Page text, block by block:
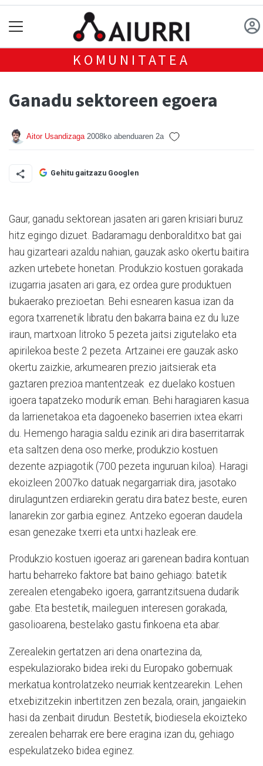
KOMUNITATEA
Ganadu sektoreen egoera
Aitor Usandizaga 2008ko abenduaren 2a
Gehitu gaitzazu Googlen
Gaur, ganadu sektorean jasaten ari garen krisiari buruz
hitz egingo dizuet. Badaramagu denboralditxo bat gai
hau gizarteari azaldu nahian, gauzak asko okertu baitira
azken urtebete honetan. Produkzio kostuen gorakada
izugarria jasaten ari gara, ez ordea gure produktuen
bukaerako prezioetan. Behi esnearen kasua izan da
egora txarrenetik libratu den bakarra baina ez du luze
iraun, martxoan litroko 5 pezeta jaitsi zigutelako eta
apirilekoa beste 2 pezeta. Artzainei ere gauzak asko
okertu zaizkie, arkumearen prezio jaitsierak eta
gaztaren prezioa mantentzeak ez duelako kostuen
igoera tapatzeko modurik eman. Behi haragiaren kasua
da larrienetakoa eta dagoeneko baserrien ixtea ekarri
du. Hemengo haragia saldu ezinik ari dira baserritarrak
eta saltzen dena oso merke, produkzio kostuen
dezente azpiagotik (700 pezeta inguruan kiloa). Haragi
ekoizleen 2007ko datuak negargarriak dira, jasotako
dirulaguntzen erdiarekin geratu dira batez beste, euren
lanarekin zor garbia eginez. Antzeko egoeran daudela
esan genezake txerri eta untxi hazleak ere.
Produkzio kostuen igoeraz ari garenean badira kontuan
hartu beharreko faktore bat baino gehiago: batetik
zerealen etengabeko igoera, garrantzitsuena dudarik
gabe. Eta bestetik, maileguen interesen gorakada,
gasolioarena, bestelako gastu finkoena eta abar.
Zerealekin gertatzen ari dena onartezina da,
espekulaziorako bidea ireki du Europako gobernuak
merkatua kontrolatzeko neurriak kentzearekin. Lehen
etxebizitzekin inbertitzen zen bezala, orain, jangaiekin
hasi da zenbait dirudun. Bestetik, biodiesela ekoizteko
zerealen beharrak ere bere eragina izan du, gehiago
espekulatzeko bidea eginez.